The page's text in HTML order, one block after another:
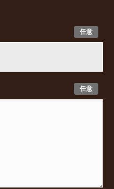
任意
任意